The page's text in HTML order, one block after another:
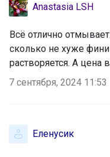
Anastasia LSH
Всё отлично
сколько не хуже
растворяется. А цена
7 сентября, 2024 11:53
Еленусик